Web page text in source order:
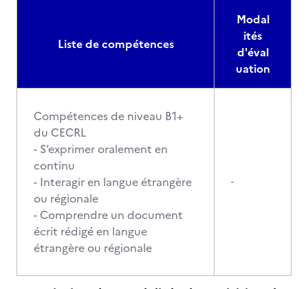
Liste de compétences
Modal
ités
d'éval
uation
Compétences de niveau B1+
du CECRL
- S’exprimer oralement en
continu
- Interagir en langue étrangère
ou régionale
- Comprendre un document
écrit rédigé en langue
étrangère ou régionale
-